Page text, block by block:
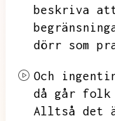
beskriva
dörr som
Och
då går folk
Alltså det